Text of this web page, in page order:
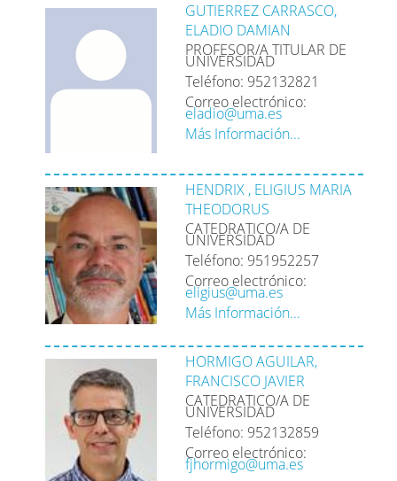
GUTIERREZ CARRASCO,
ELADIO DAMIAN
PROFESOR/A TITULAR DE
UNIVERSIDAD
Teléfono: 952132821
Correo electrónico:
eladio@uma.es
Más Información...
HENDRIX , ELIGIUS MARIA
THEODORUS
CATEDRATICO/A DE
UNIVERSIDAD
Teléfono: 951952257
Correo electrónico:
eligius@uma.es
Más Información...
HORMIGO AGUILAR,
FRANCISCO JAVIER
CATEDRATICO/A DE
UNIVERSIDAD
Teléfono: 952132859
Correo electrónico:
fjhormigo@uma.es